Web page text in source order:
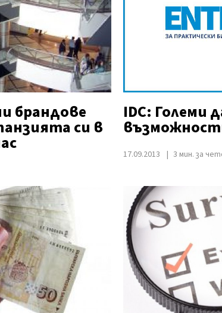
брандове
си в
IDC: Големи
17.09.2013 3 мин. за